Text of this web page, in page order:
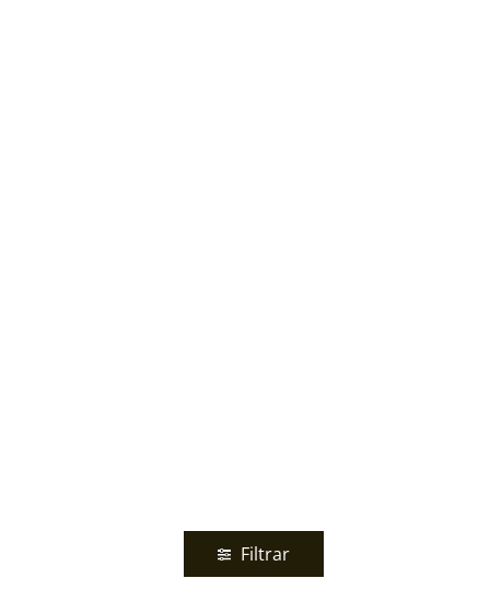
Filtrar